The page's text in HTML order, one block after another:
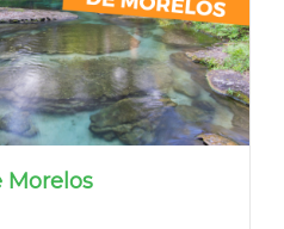
Morelos